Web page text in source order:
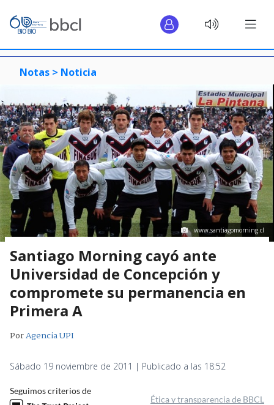
Notas > Noticia
www.santiagomorning.cl
Santiago Morning cayó ante
Universidad de Concepción y
compromete su permanencia en
Primera A
PorAgencia UPI
Sábado 19 noviembre de 2011 | Publicado a las 18:52
Seguimos criterios de
Ética y transparencia de BBCL